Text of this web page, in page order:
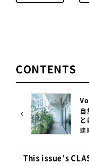
「REVZO虎ノ門
をつくり、土の呼
トップコートで仕
すくしています。
油由来の塗料に劣
材の行く末までし
性に寄与すること
方に選ばれていま
CONTENTS
自
と
建
This issue’s